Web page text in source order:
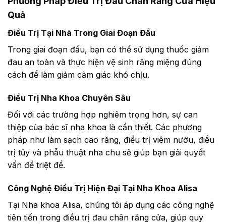
Quả
Điều Trị Tại Nhà Trong Giai Đoạn Đầu
Trong giai đoạn đầu, bạn có thể sử dụng thuốc giảm
đau an toàn và thực hiện vệ sinh răng miệng đúng
cách để làm giảm cảm giác khó chịu.
Điều Trị Nha Khoa Chuyên Sâu
Đối với các trường hợp nghiêm trọng hơn, sự can
thiệp của bác sĩ nha khoa là cần thiết. Các phương
pháp như làm sạch cao răng, điều trị viêm nướu, điều
trị tủy và phẫu thuật nha chu sẽ giúp bạn giải quyết
vấn đề triệt để.
Công Nghệ Điều Trị Hiện Đại Tại Nha Khoa Alisa
Tại Nha khoa Alisa, chúng tôi áp dụng các công nghệ
tiên tiến trong điều trị đau chân răng cửa, giúp quy